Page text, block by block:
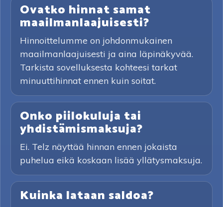
Ovatko hinnat samat
maailmanlaajuisesti?
Hinnoittelumme on johdonmukainen
maailmanlaajuisesti ja aina läpinäkyvää.
Tarkista sovelluksesta kohteesi tarkat
minuuttihinnat ennen kuin soitat.
Onko piilokuluja tai
yhdistämismaksuja?
Ei. Telz näyttää hinnan ennen jokaista
puhelua eikä koskaan lisää yllätysmaksuja.
Kuinka lataan saldoa?